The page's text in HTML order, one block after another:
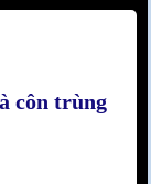
côn trùng